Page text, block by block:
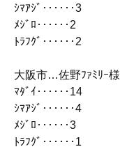
ｼﾏｱｼﾞ‥‥‥3
ﾒｼﾞﾛ‥‥‥2
ﾄﾗﾌｸﾞ‥‥‥2
大阪市…佐野ﾌｧﾐﾘｰ様
ﾏﾀﾞｲ‥‥‥14
ｼﾏｱｼﾞ‥‥‥4
ﾒｼﾞﾛ‥‥‥3
ﾄﾗﾌｸﾞ‥‥‥1